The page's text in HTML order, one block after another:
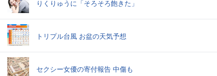
りくりゅうに「そろそろ飽きた」
トリプル台風 お盆の天気予想
セクシー女優の寄付報告 中傷も